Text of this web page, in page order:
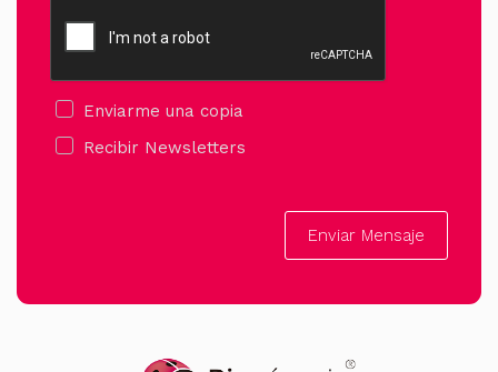
Enviarme una copia
Recibir Newsletters
Enviar Mensaje